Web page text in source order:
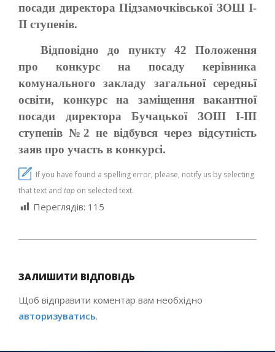
посади директора Підзамочківської ЗОШ I-
II ступенів.
Відповідно до пункту 42 Положення
про конкурс на посаду керівника
комунального закладу загальної середньї
освіти, конкурс на заміщення вакантної
посади директора Бучацької ЗОШ I-III
ступенів №2 не відбувся через відсутність
заяв про участь в конкурсі.
If you have found a spelling error, please, notify us by selecting
that text and tap on selected text.
Переглядів: 115
03
ЗАЛИШИТИ ВІДПОВІДЬ
Щоб відправити коментар вам необхідно
авторизуватись.